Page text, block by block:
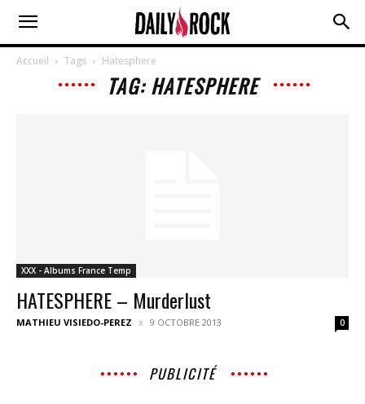
Accueil Tags Hatesphere
TAG: HATESPHERE
XXX - Albums France Temp
HATESPHERE – Murderlust
MATHIEU VISIEDO-PEREZ 9 OCTOBRE 2013 0
PUBLICITÉ